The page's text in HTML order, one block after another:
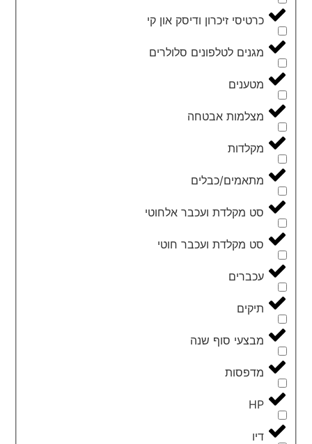
כרטיסי זיכרון ודיסק און קי
מגנים לטלפונים סלולרים
מטענים
מצלמות אבטחה
מקלדות
מתאמים/כבלים
סט מקלדת ועכבר אלחוטי
סט מקלדת ועכבר חוטי
עכברים
תיקים
מבצעי סוף שנה
מדפסות
HP
דיו